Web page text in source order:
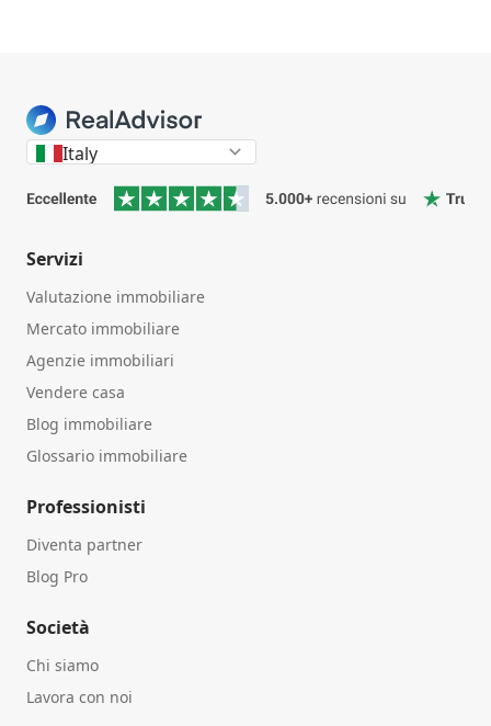
Italy
Servizi
Valutazione immobiliare
Mercato immobiliare
Agenzie immobiliari
Vendere casa
Blog immobiliare
Glossario immobiliare
Professionisti
Diventa partner
Blog Pro
Società
Chi siamo
Lavora con noi